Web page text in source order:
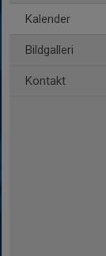
Kalender
Bildgalleri
Kontakt